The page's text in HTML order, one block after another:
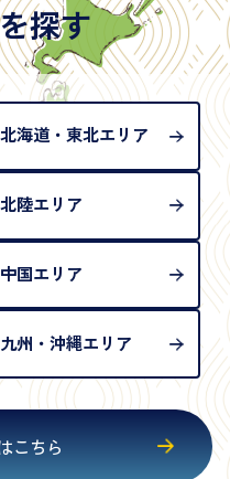
載欄）」が存在しないた
の本人確認書類として認
きないため）。補助書類
探す
北海道・東北エリア
北陸エリア
中国エリア
九州・沖縄エリア
こちら